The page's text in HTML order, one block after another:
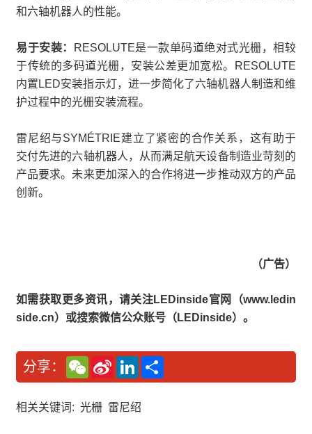
和六轴机器人的性能。
易于安装：
RESOLUTE是一款单码道绝对式光栅，相较
于传统的多码道光栅，安装公差更加宽松。RESOLUTE
内置LED安装指示灯，进一步简化了六轴机器人制造和维
护过程中的光栅安装流程。
雷尼绍与SYMÉTRIE建立了紧密的合作关系，这有助于
交付先进的六轴机器人，从而满足航天设备制造业苛刻的
产品要求。未来更加深入的合作将进一步推动双方的产品
创新。
（广告）
如需获取更多资讯，请关注LEDinside官网（www.ledin
side.cn）或搜索微信公众账号（LEDinside）。
分享：
W
e
C
a
S
n
W
L
n
e
相关关键词: 光栅 雷尼绍